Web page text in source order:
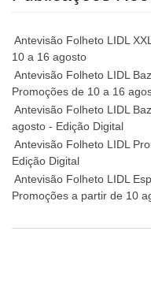
Antevisão Folheto LIDL
10 a 16 agosto
Antevisão Folheto LIDL
Promoções de 10 a 16
Antevisão Folheto LIDL
agosto - Edição Digital
Antevisão Folheto LIDL
Edição Digital
Antevisão Folheto LIDL
Promoções a partir de 10